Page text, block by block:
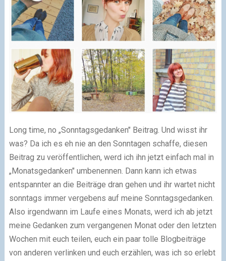
Long time, no „Sonntagsgedanken" Beitrag. Und wisst ihr
was? Da ich es eh nie an den Sonntagen schaffe, diesen
Beitrag zu veröffentlichen, werd ich ihn jetzt einfach mal in
„Monatsgedanken" umbenennen. Dann kann ich etwas
entspannter an die Beiträge dran gehen und ihr wartet nicht
sonntags immer vergebens auf meine Sonntagsgedanken.
Also irgendwann im Laufe eines Monats, werd ich ab jetzt
meine Gedanken zum vergangenen Monat oder den letzten
Wochen mit euch teilen, euch ein paar tolle Blogbeiträge
von anderen verlinken und euch erzählen, was ich so erlebt